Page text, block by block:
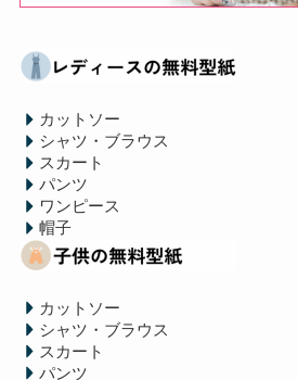
カットソー
シャツ・ブラウス
スカート
パンツ
ワンピース
帽子
カットソー
シャツ・ブラウス
スカート
パンツ